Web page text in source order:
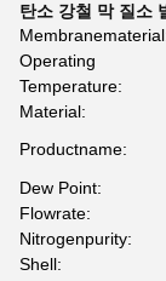
탄소 강철 막 질소
Operating
Temperature:
Material:
Productname:
Dew Point:
Flowrate:
Nitrogenpurity:
Shell: